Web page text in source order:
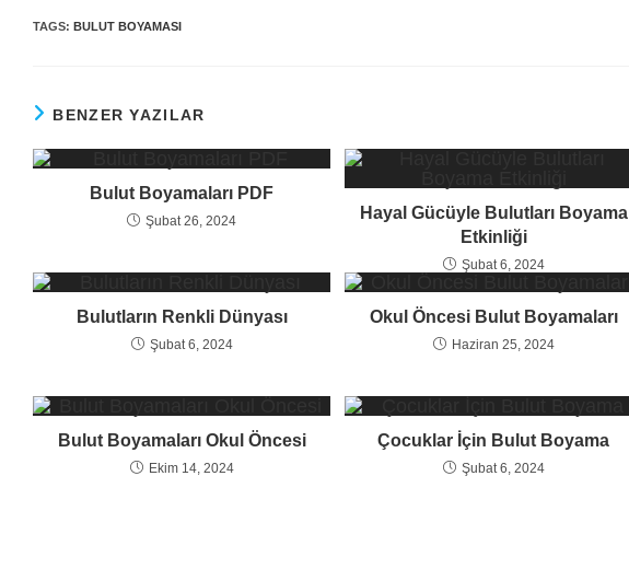
TAGS: BULUT BOYAMASI
BENZER YAZILAR
Bulut Boyamaları PDF
Şubat 26, 2024
Hayal Gücüyle Bulutları Boyama
Etkinliği
Şubat 6, 2024
Bulutların Renkli Dünyası
Şubat 6, 2024
Okul Öncesi Bulut Boyamaları
Haziran 25, 2024
Bulut Boyamaları Okul Öncesi
Ekim 14, 2024
Çocuklar İçin Bulut Boyama
Şubat 6, 2024